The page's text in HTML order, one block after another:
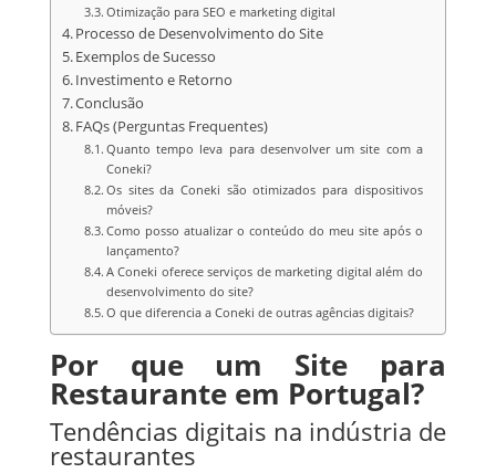
Otimização para SEO e marketing digital
Processo de Desenvolvimento do Site
Exemplos de Sucesso
Investimento e Retorno
Conclusão
FAQs (Perguntas Frequentes)
Quanto tempo leva para desenvolver um site com a
Coneki?
Os sites da Coneki são otimizados para dispositivos
móveis?
Como posso atualizar o conteúdo do meu site após o
lançamento?
A Coneki oferece serviços de marketing digital além do
desenvolvimento do site?
O que diferencia a Coneki de outras agências digitais?
Por que um Site para
Restaurante em Portugal?
Tendências digitais na indústria de
restaurantes